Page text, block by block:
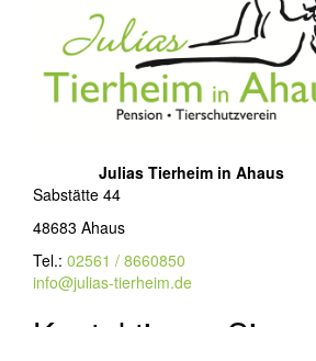
Julias Tierheim in Ahaus
Sabstätte 44
48683 Ahaus
Tel.: 02561 / 8660850
info@julias-tierheim.de
Kontaktieren Sie uns